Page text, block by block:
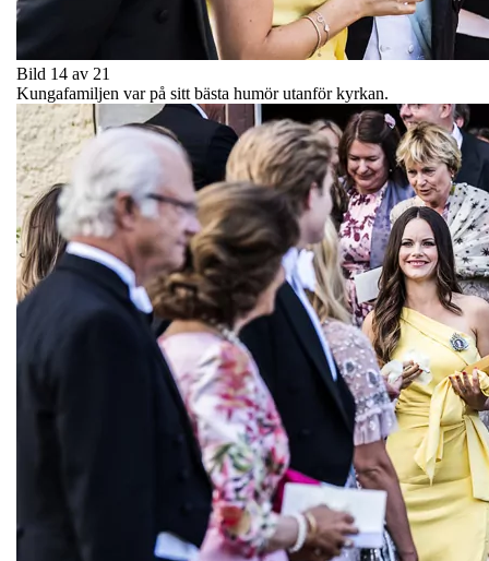
Bild 14 av 21
Kungafamiljen var på sitt bästa humör utanför kyrkan.